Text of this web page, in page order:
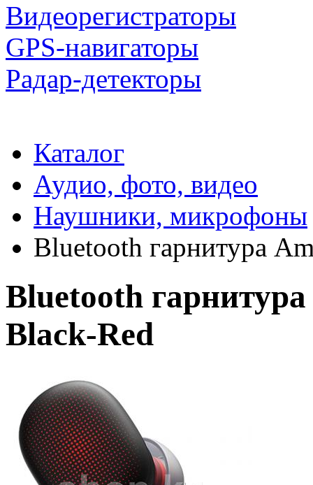
Видеорегистраторы
GPS-навигаторы
Радар-детекторы
Каталог
Аудио, фото, видео
Наушники, микрофоны
Bluetooth гарнитура
Bluetooth
Black-Red